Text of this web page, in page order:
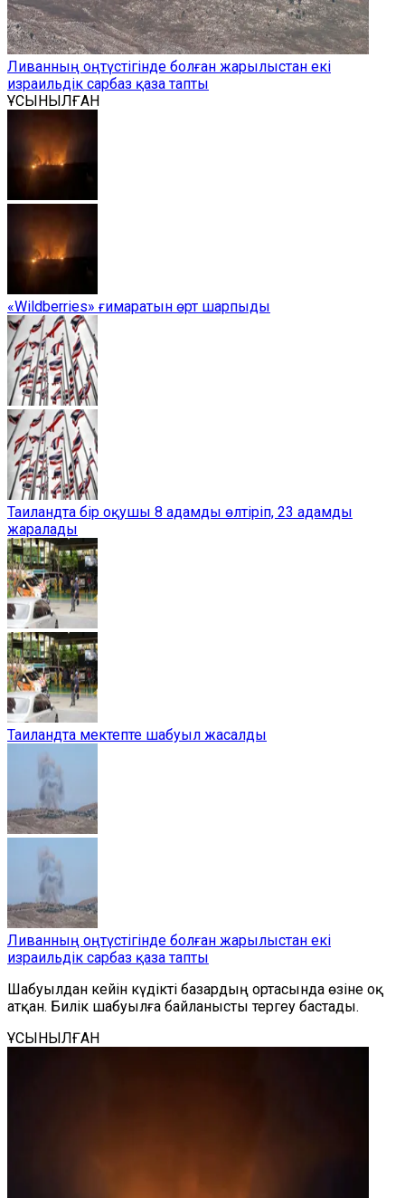
Ливанның оңтүстігінде болған жарылыстан екі
израильдік сарбаз қаза тапты
ҰСЫНЫЛҒАН
«Wildberries» ғимаратын өрт шарпыды
Таиландта бір оқушы 8 адамды өлтіріп, 23 адамды
жаралады
Таиландта мектепте шабуыл жасалды
Ливанның оңтүстігінде болған жарылыстан екі
израильдік сарбаз қаза тапты
Шабуылдан кейін күдікті базардың ортасында өзіне оқ
атқан. Билік шабуылға байланысты тергеу бастады.
ҰСЫНЫЛҒАН